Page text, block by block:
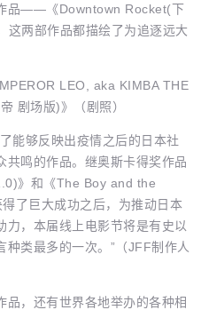
品——《Downtown Rocket(下
这两部作品都描绘了为追逐远大
LEO, aka KIMBA THE
剧场版)》（剧照）
够反映出疫情之后的日本社
共鸣的作品。继奥斯卡得奖作品
》和《The Boy and the
了巨大成功之后，为推动日本
力，本届线上电影节将是有史以
类最多的一次。”（JFF制作人
，还有世界各地举办的各种相